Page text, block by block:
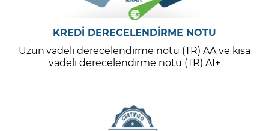
KREDİ DERECELENDİRME NOTU
Uzun vadeli derecelendirme notu (TR) AA ve kısa
vadeli derecelendirme notu (TR) A1+